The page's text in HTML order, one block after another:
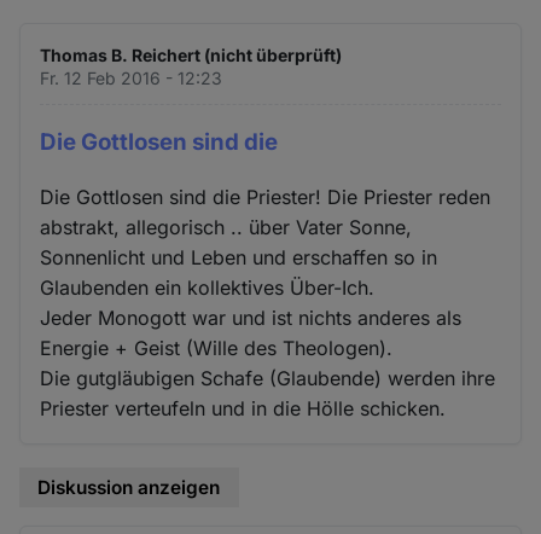
Thomas B. Reichert (nicht überprüft)
Fr. 12 Feb 2016 - 12:23
Die Gottlosen sind die
Die Gottlosen sind die Priester! Die Priester reden
abstrakt, allegorisch .. über Vater Sonne,
Sonnenlicht und Leben und erschaffen so in
Glaubenden ein kollektives Über-Ich.
Jeder Monogott war und ist nichts anderes als
Energie + Geist (Wille des Theologen).
Die gutgläubigen Schafe (Glaubende) werden ihre
Priester verteufeln und in die Hölle schicken.
Diskussion anzeigen